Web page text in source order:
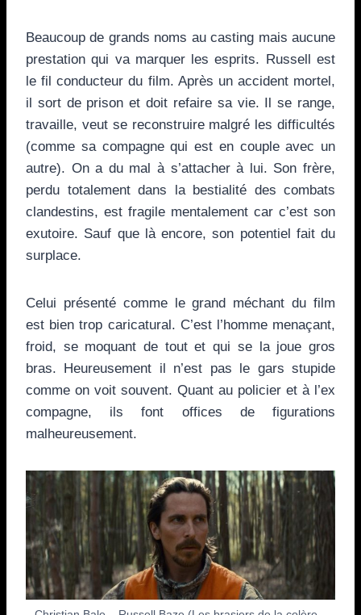
Beaucoup de grands noms au casting mais aucune
prestation qui va marquer les esprits. Russell est
le fil conducteur du film. Après un accident mortel,
il sort de prison et doit refaire sa vie. Il se range,
travaille, veut se reconstruire malgré les difficultés
(comme sa compagne qui est en couple avec un
autre). On a du mal à s’attacher à lui. Son frère,
perdu totalement dans la bestialité des combats
clandestins, est fragile mentalement car c’est son
exutoire. Sauf que là encore, son potentiel fait du
surplace.
Celui présenté comme le grand méchant du film
est bien trop caricatural. C’est l’homme menaçant,
froid, se moquant de tout et qui se la joue gros
bras. Heureusement il n’est pas le gars stupide
comme on voit souvent. Quant au policier et à l’ex
compagne, ils font offices de figurations
malheureusement.